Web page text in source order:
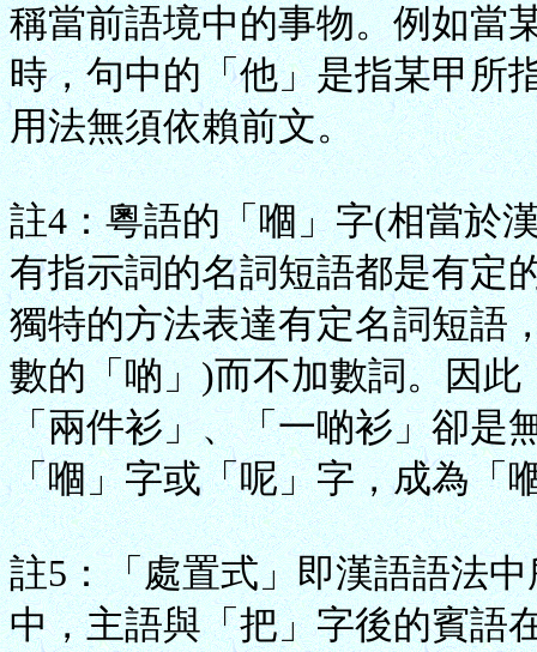
稱當前語境中的事物。例如當
時，句中的「他」是指某甲所
用法無須依賴前文。
註4：粵語的「嗰」字(相當於
有指示詞的名詞短語都是有定
獨特的方法表達有定名詞短語
數的「啲」)而不加數詞。因
「兩件衫」、「一啲衫」卻是
「嗰」字或「呢」字，成為「
註5：「處置式」即漢語語法
中，主語與「把」字後的賓語